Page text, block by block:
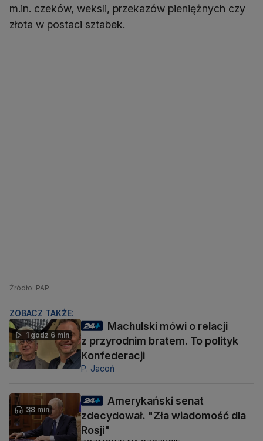
m.in. czeków, weksli, przekazów pieniężnych czy
złota w postaci sztabek.
Źródło: PAP
ZOBACZ TAKŻE:
1 godz 6 min
Machulski mówi o relacji
z przyrodnim bratem. To polityk
Konfederacji
P. Jacoń
38 min
Amerykański senat
zdecydował. "Zła wiadomość dla
Rosji"